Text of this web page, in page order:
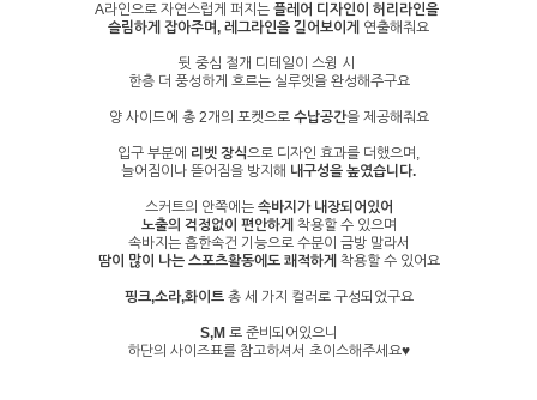
A라인으로 자연스럽게 퍼지는 플레어 디자인이 허리라인을
슬림하게 잡아주며, 레그라인을 길어보이게 연출해줘요
뒷 중심 절개 디테일이 스윙 시
한층 더 풍성하게 흐르는 실루엣을 완성해주구요
양 사이드에 총 2개의 포켓으로수납공간을 제공해줘요
입구 부분에 리벳 장식으로 디자인 효과를 더했으며,
늘어짐이나 뜯어짐을 방지해 내구성을 높였습니다.
스커트의 안쪽에는속바지가 내장되어있어
노출의 걱정없이 편안하게 착용할 수 있으며
속바지는 흡한속건 기능으로 수분이 금방 말라서
땀이 많이 나는 스포츠활동에도 쾌적하게 착용할 수 있어요
핑크,소라,화이트총 세 가지 컬러로 구성되었구요
S,M 로 준비되어있으니
하단의 사이즈표를 참고하셔서 초이스해주세요♥